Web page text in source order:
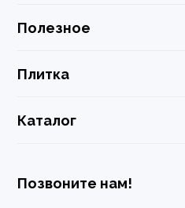
Полезное
Плитка
Каталог
Позвоните нам!